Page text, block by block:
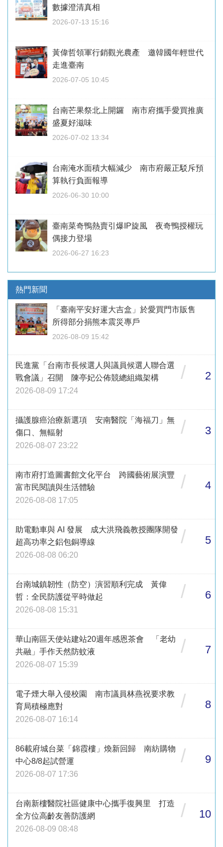
數據澄清真相
2026-07-13 15:16
黃偉哲領軍行銷觀光農產 邀韓國年輕世代
走進臺南
2026-07-05 10:45
台南芒果祭北上開鑼 南市府攜手愛買推廣
盛夏好滋味
2026-07-02 13:34
台南淹水面積大幅減少 南市府嚴正駁斥預
算執行負面報導
2026-06-30 10:00
臺南菜奇鴨熱賣引爆IP旋風 夜奇鴨授權玩
偶接力登場
2026-06-27 16:23
熱門新聞
「臺南平安好運大吉盒」於愛買門市販售
所得部分捐熊本震災專戶
2026-08-09 15:42
民進黨「台南市長候選人與議員候選人聯合選
戰會議」召開 陳亭妃公佈競總組織架構
2026-08-09 17:24
/ 2
攝護腺癌治療新選項 安南醫院「海福刀」無
傷口、無輻射
2026-08-07 23:22
/ 3
南市府打造圖書館文化平台 跨國藝術展演豐
富市民閱讀與生活體驗
2026-08-08 17:05
/ 4
助電動車與 AI 發展 成大洪飛義教授團隊開發
超高功率之鋁包銅導線
2026-08-08 06:20
/ 5
台南城鎮韌性（防空）演習順利完成 黃偉
哲：全民防護從平時做起
2026-08-08 15:31
/ 6
華山南區天使站建站20週年感恩茶會 「老幼
共融」手作天然防蚊液
2026-08-07 15:39
/ 7
電子煙大舉入侵校園 南市議員林燕祝要求教
育局積極應對
2026-08-07 16:14
/ 8
86載府城台菜「錦霞樓」煥新回歸 南紡購物
中心8/8起試營運
2026-08-07 17:36
/ 9
台南新樓醫院社區健康中心攜手復興里 打造
全方位高齡友善防護網
2026-08-09 08:48
/ 10